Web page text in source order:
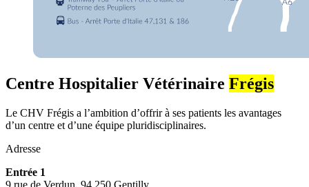
Centre Hospitalier Vétérinaire Frégis
Le CHV Frégis a l’ambition d’offrir à ses patients les avantages
d’un centre et d’une équipe pluridisciplinaires.
Adresse
Entrée 1
9 rue de Verdun, 94 250 Gentilly